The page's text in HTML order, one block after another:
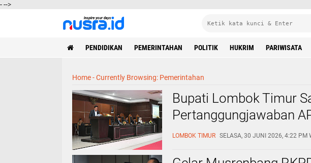
--->
PENDIDIKAN PEMERINTAHAN POLITIK HUKRIM PARIWISATA
Home-Currently Browsing: Pemerintahan
Bupati Lombok Timur
Pertanggungjawaban
Dewan
LOMBOK TIMUR SELASA, 30 JUNI 2026, 4:22 PM